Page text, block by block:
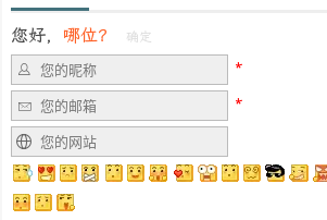
您好， 哪位？ 确定